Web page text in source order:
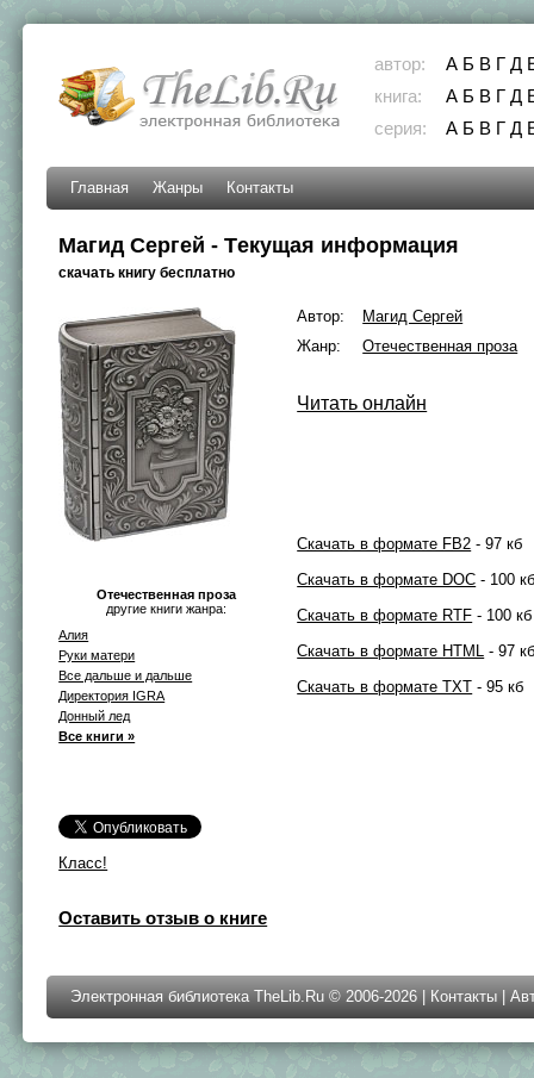
автор: А Б В Г Д
книга:
А Б В Г Д
серия:
А Б В Г Д
Главная Жанры Контакты
Магид Сергей - Тeкущaя инфoрмaция
скачать книгу бесплатно
Отечественная проза
другие книги жанра:
Алия
Руки матери
Все дальше и дальше
Директория IGRA
Донный лед
Все книги »
Класс!
Автор:
Магид Сергей
Жанр:
Отечественная проза
Читать онлайн
Скачать в формате FB2 - 97 кб
Скачать в формате DOC - 100
Скачать в формате RTF - 100 кб
Скачать в формате HTML - 97
Скачать в формате TXT - 95 кб
Оставить отзыв о книге
Электронная библиотека TheLib.Ru © 2006-2026 | Контакты |